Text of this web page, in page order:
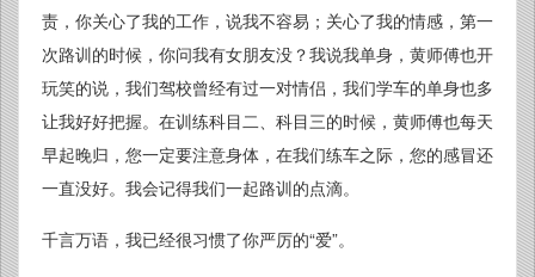
责，你关心了我的工作，说我不容易；关心了我的情感，第一
次路训的时候，你问我有女朋友没？我说我单身，黄师傅也开
玩笑的说，我们驾校曾经有过一对情侣，我们学车的单身也多
让我好好把握。在训练科目二、科目三的时候，黄师傅也每天
早起晚归，您一定要注意身体，在我们练车之际，您的感冒还
一直没好。我会记得我们一起路训的点滴。
千言万语，我已经很习惯了你严厉的“爱”。